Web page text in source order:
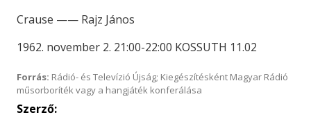
Crause —— Rajz János
1962. november 2. 21:00-22:00 KOSSUTH 11.02
Forrás: Rádió- és Televízió Újság; Kiegészítésként Magyar Rádió
műsorboríték vagy a hangjáték konferálása
Szerző: